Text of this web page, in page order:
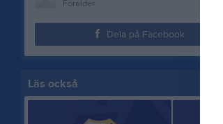
Förälder
Dela på Facebook
Läs också